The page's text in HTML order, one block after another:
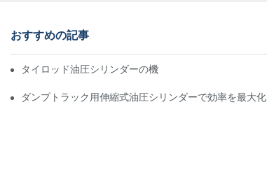
おすすめの記事
タイロッド油圧シリンダーの機能と重要性を理解する
ダンプトラック用伸縮式油圧シリンダーで効率を最大化